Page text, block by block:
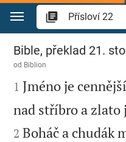
Přejít na obsah
Přísloví 22
Bible, překlad 21.
od Biblion

1 Jméno je
nad stříbro a zlato
2 Boháč a chudák